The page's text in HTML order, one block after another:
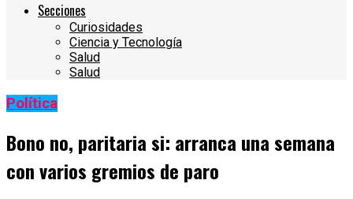
Secciones
Curiosidades
Ciencia y Tecnología
Salud
Salud
Política
Bono no, paritaria si: arranca una semana
con varios gremios de paro